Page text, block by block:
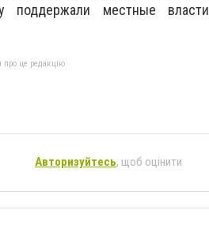
поддержали местные
про це редакцію
Авторизуйтесь, щоб оцінити